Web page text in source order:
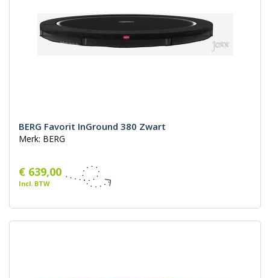
BERG Favorit InGround 380 Zwart
Merk: BERG
€ 639,00
Incl. BTW